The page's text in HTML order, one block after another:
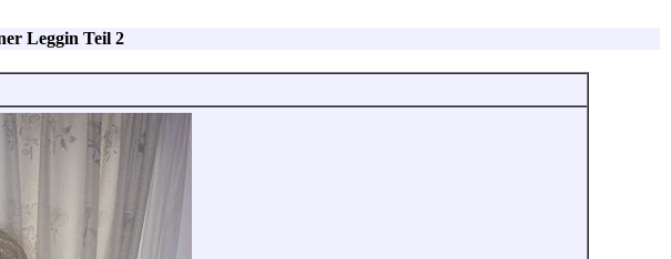
Leggin Teil 2